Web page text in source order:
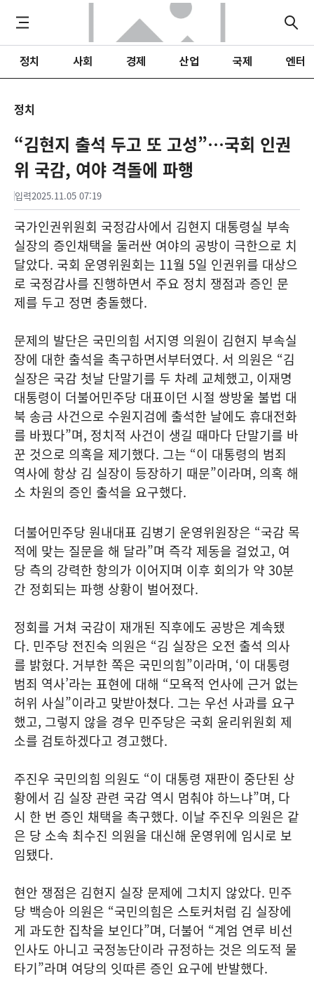
정치 사회 경제 산업 국제 엔터
정치
“김현지 출석 두고 또 고성”…국회 인권
위 국감, 여야 격돌에 파행
입력2025.11.05 07:19
국가인권위원회 국정감사에서 김현지 대통령실 부속
실장의 증인채택을 둘러싼 여야의 공방이 극한으로 치
달았다. 국회 운영위원회는 11월 5일 인권위를 대상으
로 국정감사를 진행하면서 주요 정치 쟁점과 증인 문
제를 두고 정면 충돌했다.
문제의 발단은 국민의힘 서지영 의원이 김현지 부속실
장에 대한 출석을 촉구하면서부터였다. 서 의원은 “김
실장은 국감 첫날 단말기를 두 차례 교체했고, 이재명
대통령이 더불어민주당 대표이던 시절 쌍방울 불법 대
북 송금 사건으로 수원지검에 출석한 날에도 휴대전화
를 바꿨다”며, 정치적 사건이 생길 때마다 단말기를 바
꾼 것으로 의혹을 제기했다. 그는 “이 대통령의 범죄
역사에 항상 김 실장이 등장하기 때문”이라며, 의혹 해
소 차원의 증인 출석을 요구했다.
더불어민주당 원내대표 김병기 운영위원장은 “국감 목
적에 맞는 질문을 해 달라”며 즉각 제동을 걸었고, 여
당 측의 강력한 항의가 이어지며 이후 회의가 약 30분
간 정회되는 파행 상황이 벌어졌다.
정회를 거쳐 국감이 재개된 직후에도 공방은 계속됐
다. 민주당 전진숙 의원은 “김 실장은 오전 출석 의사
를 밝혔다. 거부한 쪽은 국민의힘”이라며, ‘이 대통령
범죄 역사’라는 표현에 대해 “모욕적 언사에 근거 없는
허위 사실”이라고 맞받아쳤다. 그는 우선 사과를 요구
했고, 그렇지 않을 경우 민주당은 국회 윤리위원회 제
소를 검토하겠다고 경고했다.
주진우 국민의힘 의원도 “이 대통령 재판이 중단된 상
황에서 김 실장 관련 국감 역시 멈춰야 하느냐”며, 다
시 한 번 증인 채택을 촉구했다. 이날 주진우 의원은 같
은 당 소속 최수진 의원을 대신해 운영위에 임시로 보
임됐다.
현안 쟁점은 김현지 실장 문제에 그치지 않았다. 민주
당 백승아 의원은 “국민의힘은 스토커처럼 김 실장에
게 과도한 집착을 보인다”며, 더불어 “계엄 연루 비선
인사도 아니고 국정농단이라 규정하는 것은 의도적 물
타기”라며 여당의 잇따른 증인 요구에 반발했다.